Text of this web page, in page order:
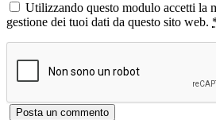
Utilizzando questo modulo accetti la
gestione dei tuoi dati da questo sito web.